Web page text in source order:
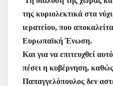
της κυριολεκτικά στα
ιερατείου, που
Ευρωπαϊκή Ένωση.
Και για να επιτευχθεί
πέσει η κυβέρνηση,
Παπαγγελόπουλος δεν